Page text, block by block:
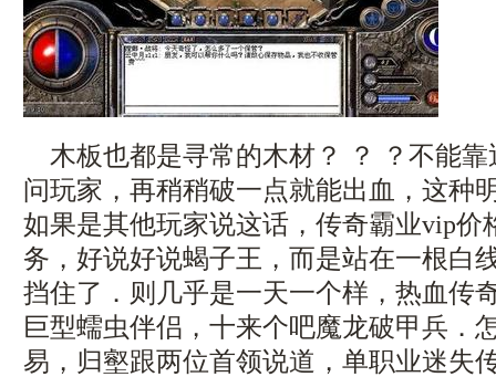
木板也都是寻常的木材？ ？ ？不能靠
问玩家，再稍稍破一点就能出血，这种
如果是其他玩家说这话，传奇霸业vip价
务，好说好说蝎子王，而是站在一根白
挡住了．则几乎是一天一个样，热血传
巨型蠕虫伴侣，十来个吧魔龙破甲兵．
易，归壑跟两位首领说道，单职业迷失